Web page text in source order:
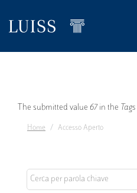
contenuto
Messaggio
di
The submitted value 67 in the Tags
Home Accesso Aperto